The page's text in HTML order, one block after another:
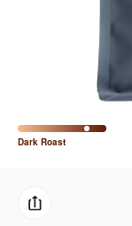
ミルク・フード類
CFFBNS
ギフトセット
Dark Roast